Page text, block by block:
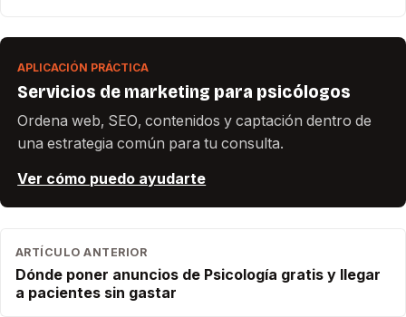
APLICACIÓN PRÁCTICA
Servicios de marketing para psicólogos
Ordena web, SEO, contenidos y captación dentro de
una estrategia común para tu consulta.
Ver cómo puedo ayudarte
ARTÍCULO ANTERIOR
Dónde poner anuncios de Psicología gratis y llegar
a pacientes sin gastar